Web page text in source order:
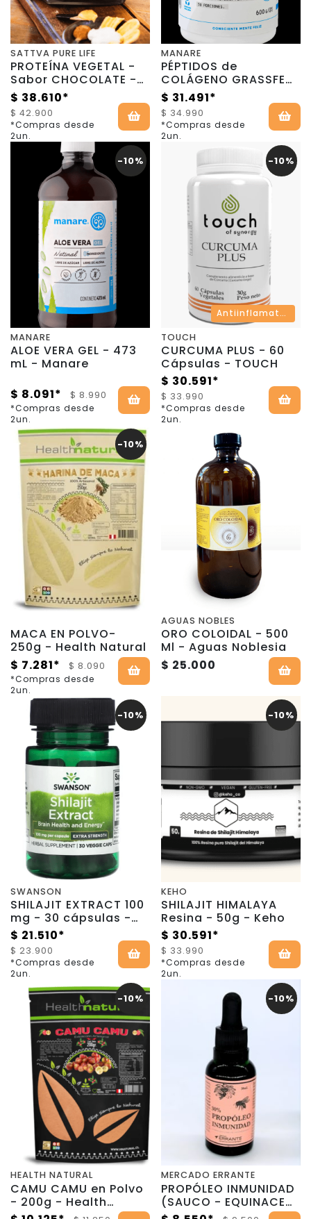
SATTVA PURE LIFE
PROTEÍNA VEGETAL -
Sabor CHOCOLATE -
1080g - Sattva Pure
Life
$ 38.610*
$ 42.900
*Compras desde
2un.
MANARE
PÉPTIDOS de
COLÁGENO GRASSFED
- 600g - Manare
$ 31.491*
$ 34.990
*Compras desde
2un.
-10%
MANARE
ALOE VERA GEL - 473
mL - Manare
$ 8.091*
$ 8.990
*Compras desde
2un.
-10%
Antiinflamatorio y Antioxidante
TOUCH
CURCUMA PLUS - 60
Cápsulas - TOUCH
$ 30.591*
$ 33.990
*Compras desde
2un.
-10%
MACA EN POLVO-
250g - Health Natural
$ 7.281*
$ 8.090
*Compras desde
2un.
AGUAS NOBLES
ORO COLOIDAL - 500
Ml - Aguas Noblesia
$ 25.000
-10%
SWANSON
SHILAJIT EXTRACT 100
mg - 30 cápsulas -
Swanson
$ 21.510*
$ 23.900
*Compras desde
2un.
-10%
KEHO
SHILAJIT HIMALAYA
Resina - 50g - Keho
$ 30.591*
$ 33.990
*Compras desde
2un.
-10%
HEALTH NATURAL
CAMU CAMU en Polvo
- 200g - Health
Natural
-10%
MERCADO ERRANTE
PROPÓLEO INMUNIDAD
(SAUCO - EQUINACEA)
- 30ml - Mercado